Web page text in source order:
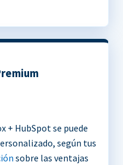
+ HubSpot se puede
según tus
sobre las ventajas